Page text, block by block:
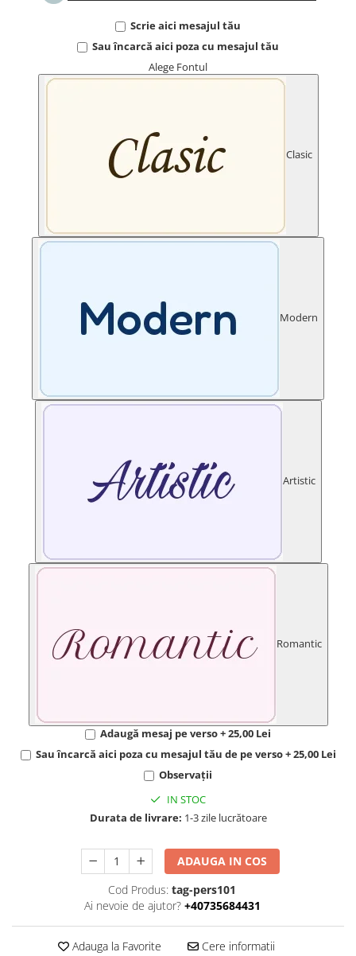
Bratari din Margele de Portelan
Bratari din Pietre Semipretioase
Bratari Zodii cu Dichis
Bratari cu Perle Naturale
Scrie aici mesajul tău
Sau încarcă aici poza cu mesajul tău
Alege Fontul
Clasic
Modern
Artistic
Romantic
Adaugă mesaj pe verso + 25,00 Lei
Sau încarcă aici poza cu mesajul tău de pe verso + 25,00 Lei
Observații
IN STOC
Durata de livrare: 1-3 zile lucrătoare
ADAUGA IN COS
Cod Produs: tag-pers101
Ai nevoie de ajutor? +40735684431
Adauga la Favorite Cere informatii